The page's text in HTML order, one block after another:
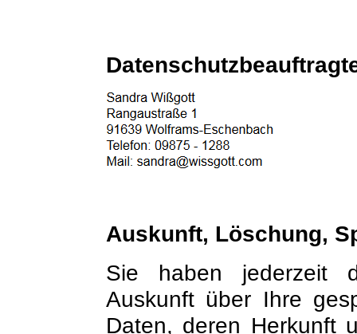
Auskunft, Löschung,
Sie haben jederzeit
Auskunft über Ihre
Daten, deren Herkunft